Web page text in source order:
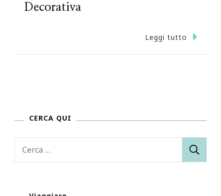
Decorativa
Leggi tutto
CERCA QUI